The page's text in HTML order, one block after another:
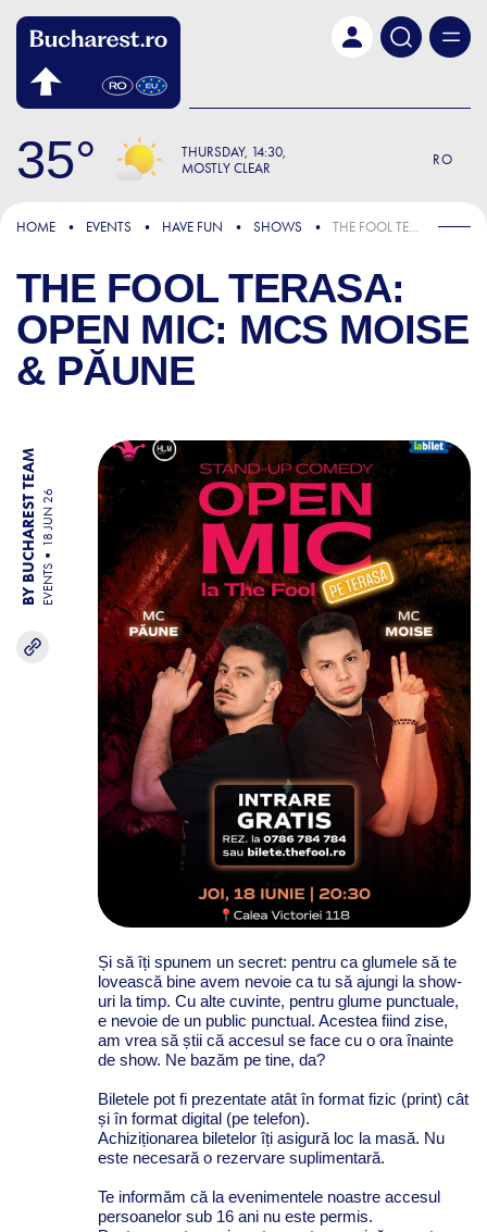
35 THURSDAY 14:30
MOSTLY CLEAR
RO
HOME EVENTS HAVE FUN SHOWS THE FOOL TERASA: OPEN MIC: MCS MOISE & PĂUNE
THE FOOL TERASA:
OPEN MIC: MCS MOISE
& PĂUNE
BY BUCHAREST TEAM EVENTS
18 JUN 26
Și să îți spunem un secret: pentru ca glumele să te
lovească bine avem nevoie ca tu să ajungi la show-
uri la timp. Cu alte cuvinte, pentru glume punctuale,
e nevoie de un public punctual. Acestea fiind zise,
am vrea să știi că accesul se face cu o ora înainte
de show. Ne bazăm pe tine, da?
Biletele pot fi prezentate atât în format fizic (print) cât
și în format digital (pe telefon).
Achiziționarea biletelor îți asigură loc la masă. Nu
este necesară o rezervare suplimentară.
Te informăm că la evenimentele noastre accesul
persoanelor sub 16 ani nu este permis.